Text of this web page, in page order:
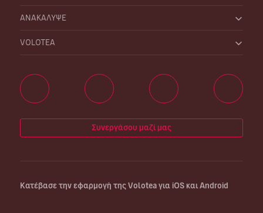
ΑΝΑΚΑΛΥΨΕ
VOLOTEA
Συνεργάσου μαζί μας
Κατέβασε την εφαρμογή της Volotea για iOS και Android